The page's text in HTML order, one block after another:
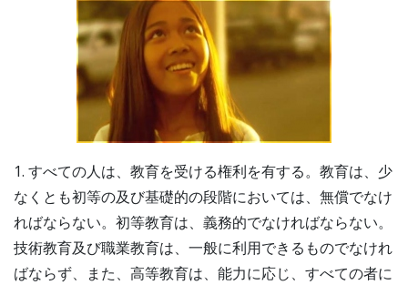
1. すべての人は、教育を受ける権利を有する。教育は、少
なくとも初等の及び基礎的の段階においては、無償でなけ
ればならない。初等教育は、義務的でなければならない。
技術教育及び職業教育は、一般に利用できるものでなけれ
ばならず、また、高等教育は、能力に応じ、すべての者に